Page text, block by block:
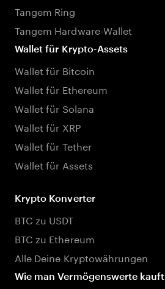
Tangem Ring
Tangem Hardware-Wallet
Wallet für Krypto-Assets
Wallet für Bitcoin
Wallet für Ethereum
Wallet für Solana
Wallet für XRP
Wallet für Tether
Wallet für Assets
Krypto Konverter
BTC zu USDT
BTC zu Ethereum
Alle Deine Kryptowährungen
Wie man Vermögenswerte kauft